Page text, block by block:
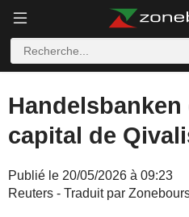
Handelsbanken
capital de
Publié le 20/05/2026 à 09:23
Reuters - Traduit par